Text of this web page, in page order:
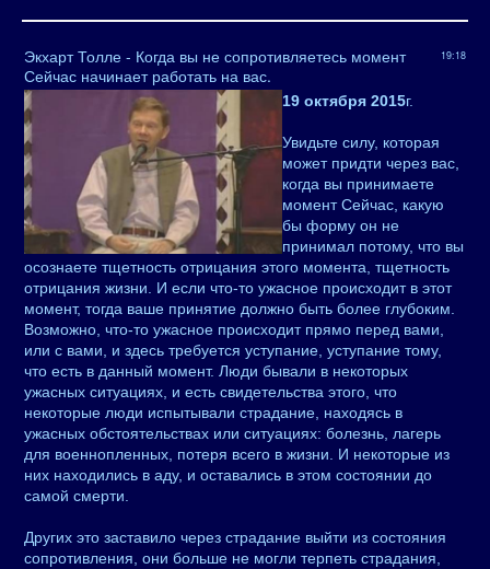
19:18
Экхарт Толле - Когда вы не сопротивляетесь момент
Сейчас начинает работать на вас.
19 октября 2015г.
Увидьте силу, которая
может придти через вас,
когда вы принимаете
момент Сейчас, какую
бы форму он не
принимал потому, что вы
осознаете тщетность отрицания этого момента, тщетность
отрицания жизни. И если что-то ужасное происходит в этот
момент, тогда ваше принятие должно быть более глубоким.
Возможно, что-то ужасное происходит прямо перед вами,
или с вами, и здесь требуется уступание, уступание тому,
что есть в данный момент. Люди бывали в некоторых
ужасных ситуациях, и есть свидетельства этого, что
некоторые люди испытывали страдание, находясь в
ужасных обстоятельствах или ситуациях: болезнь, лагерь
для военнопленных, потеря всего в жизни. И некоторые из
них находились в аду, и оставались в этом состоянии до
самой смерти.
Других это заставило через страдание выйти из состояния
сопротивления, они больше не могли терпеть страдания,